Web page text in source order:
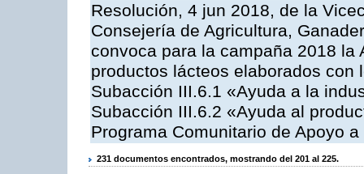
Resolución, 4 jun 2018, de la
Consejería de Agricultura,
convoca para la campaña 2018
productos lácteos elaborados
Subacción III.6.1 «Ayuda a la
Subacción III.6.2 «Ayuda al
Programa Comunitario de Apoyo
231 documentos encontrados, mostrando del 201 al 225.